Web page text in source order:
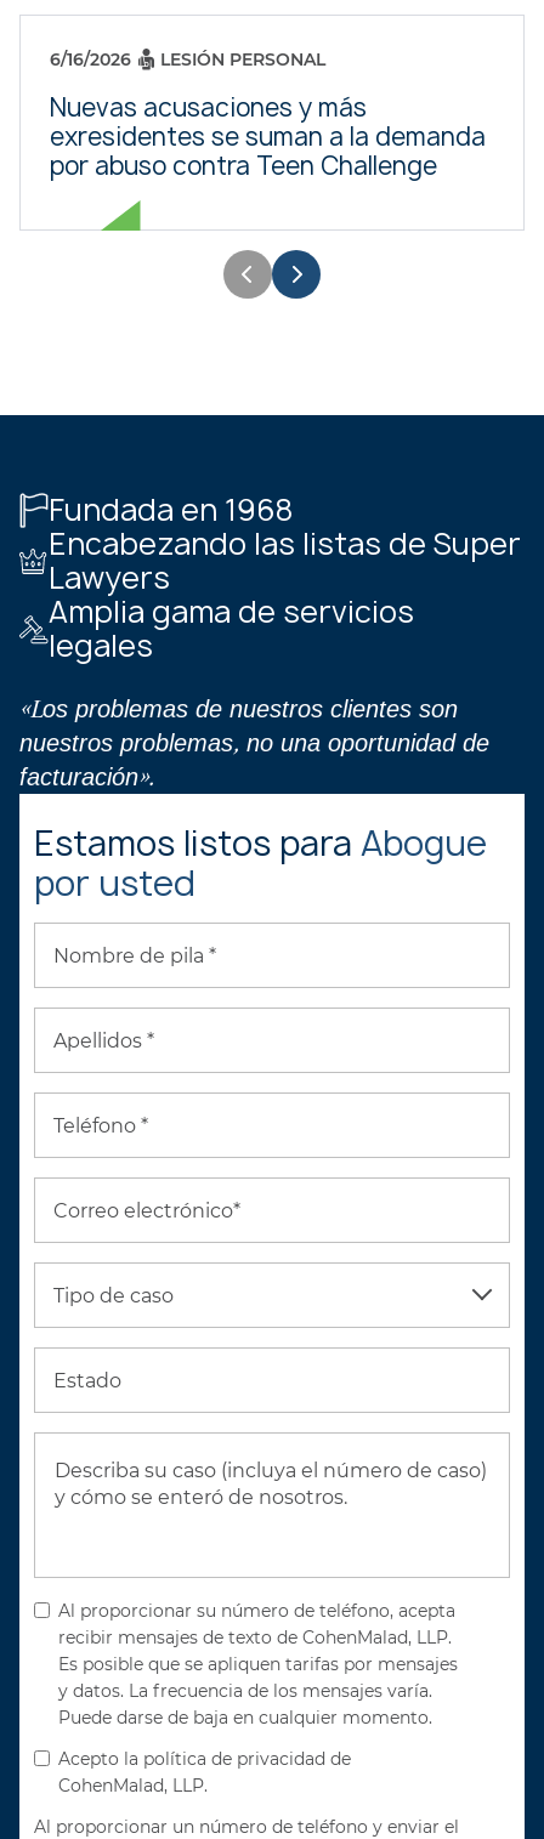
6/16/2026 LESIÓN PERSONAL
Nuevas acusaciones y más
exresidentes se suman a la demanda
por abuso contra Teen Challenge
Fundada en 1968
Encabezando las listas de Super
Lawyers
Amplia gama de servicios
legales
«Los problemas de nuestros clientes son
nuestros problemas, no una oportunidad de
facturación».
Estamos listos para Abogue
por usted
Nombre de pila *
Apellidos *
Teléfono *
Correo electrónico*
Tipo de caso
Estado
Al proporcionar su número de teléfono, acepta
recibir mensajes de texto de CohenMalad, LLP.
Es posible que se apliquen tarifas por mensajes
y datos. La frecuencia de los mensajes varía.
Puede darse de baja en cualquier momento.
Acepto la política de privacidad de
CohenMalad, LLP.
Al proporcionar un número de teléfono y enviar el